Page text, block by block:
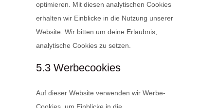
optimieren. Mit diesen analytischen Cookies
erhalten wir Einblicke in die Nutzung unserer
Website. Wir bitten um deine Erlaubnis,
analytische Cookies zu setzen.
5.3 Werbecookies
Auf dieser Website verwenden wir Werbe-